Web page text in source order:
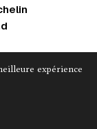
expérience